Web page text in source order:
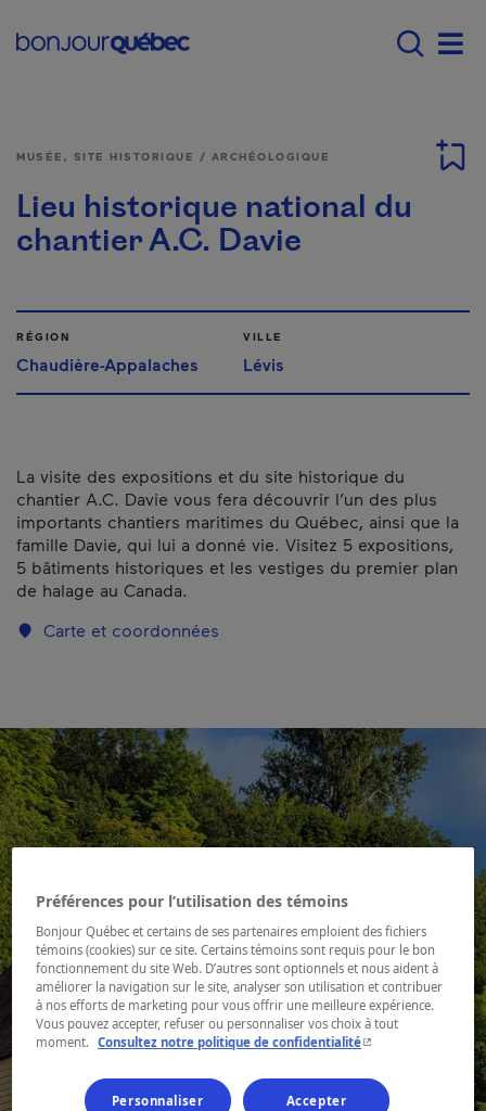
Main navigation -
MUSÉE, SITE HISTORIQUE / ARCHÉOLOGIQUE
Lieu historique national du
chantier A.C. Davie
RÉGION
Chaudière-Appalaches
VILLE
Lévis
La visite des expositions et du site historique du
chantier A.C. Davie vous fera découvrir l’un des plus
importants chantiers maritimes du Québec, ainsi que la
famille Davie, qui lui a donné vie. Visitez 5 expositions,
5 bâtiments historiques et les vestiges du premier plan
de halage au Canada.
Carte et coordonnées
Préférences pour l’utilisation des témoins
Bonjour Québec et certains de ses partenaires emploient des fichiers
témoins (cookies) sur ce site. Certains témoins sont requis pour le bon
fonctionnement du site Web. D’autres sont optionnels et nous aident à
améliorer la navigation sur le site, analyser son utilisation et contribuer
à nos efforts de marketing pour vous offrir une meilleure expérience.
Vous pouvez accepter, refuser ou personnaliser vos choix à tout
moment. Consultez notre politique de confidentialité- Cet hyperlien
Personnaliser Accepter